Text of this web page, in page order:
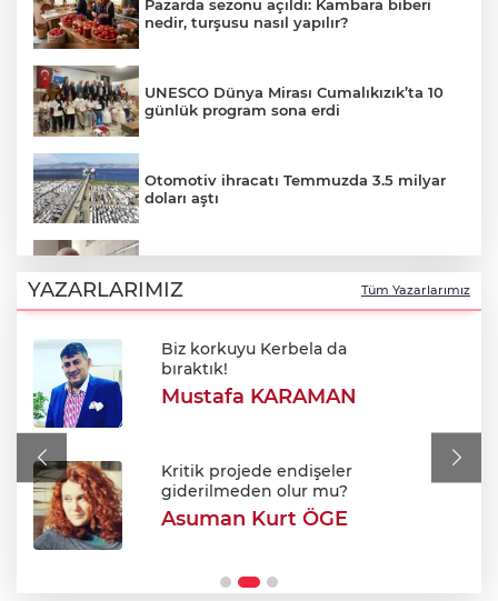
Pazarda sezonu açıldı: Kambara biberi
nedir, turşusu nasıl yapılır?
UNESCO Dünya Mirası Cumalıkızık’ta 10
günlük program sona erdi
Otomotiv ihracatı Temmuzda 3.5 milyar
doları aştı
aklımın ucundan bile geçmez"
Oktay Yılmaz: "Spor yapmayan çocuk
kalmayacak"
Şehir Hastanesi'nde otopark çilesi
YAZARLARIMIZ Tüm Yazarlarımız
Biz korkuyu Kerbela da
bıraktık!
Mustafa KARAMAN
Kritik projede endişeler
giderilmeden olur mu?
Asuman Kurt ÖGE